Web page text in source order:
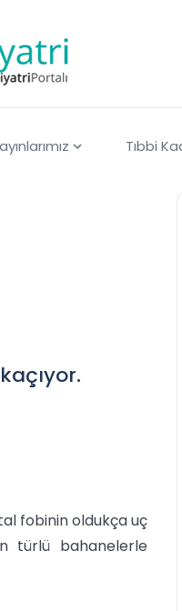
Tıbbi
fobinin oldukça uç
türlü bahanelerle